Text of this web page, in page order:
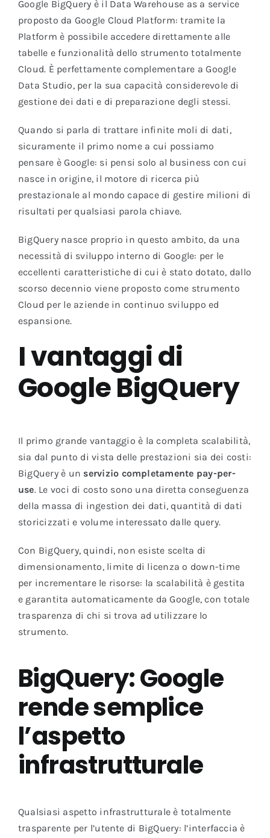
Google BigQuery è il Data Warehouse as a service
proposto da Google Cloud Platform: tramite la
Platform è possibile accedere direttamente alle
tabelle e funzionalità dello strumento totalmente
Cloud. È perfettamente complementare a Google
Data Studio, per la sua capacità considerevole di
gestione dei dati e di preparazione degli stessi.
Quando si parla di trattare infinite moli di dati,
sicuramente il primo nome a cui possiamo
pensare è Google: si pensi solo al business con cui
nasce in origine, il motore di ricerca più
prestazionale al mondo capace di gestire milioni di
risultati per qualsiasi parola chiave.
BigQuery nasce proprio in questo ambito, da una
necessità di sviluppo interno di Google: per le
eccellenti caratteristiche di cui è stato dotato, dallo
scorso decennio viene proposto come strumento
Cloud per le aziende in continuo sviluppo ed
espansione.
I vantaggi di
Google BigQuery
Il primo grande vantaggio è la completa scalabilità,
sia dal punto di vista delle prestazioni sia dei costi:
BigQuery è un servizio completamente pay-per-
use. Le voci di costo sono una diretta conseguenza
della massa di ingestion dei dati, quantità di dati
storicizzati e volume interessato dalle query.
Con BigQuery, quindi, non esiste scelta di
dimensionamento, limite di licenza o down-time
per incrementare le risorse: la scalabilità è gestita
e garantita automaticamente da Google, con totale
trasparenza di chi si trova ad utilizzare lo
strumento.
BigQuery: Google
rende semplice
l’aspetto
infrastrutturale
Qualsiasi aspetto infrastrutturale è totalmente
trasparente per l’utente di BigQuery: l’interfaccia è